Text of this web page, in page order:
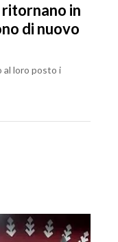
ritornano in
di nuovo
al loro posto i